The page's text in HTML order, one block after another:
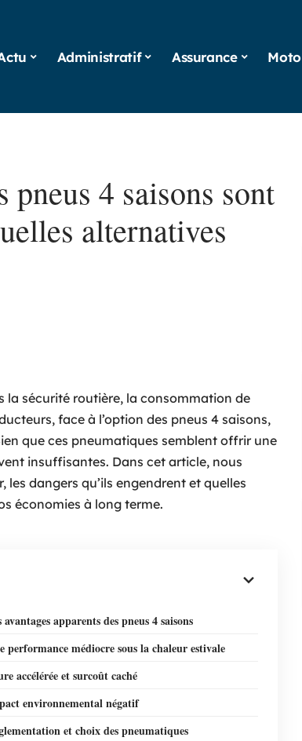
Administratif Assurance Moto
pneus 4 saisons sont
alternatives
la sécurité routière, la consommation de
face à l’option des pneus 4 saisons,
que ces pneumatiques semblent offrir une
insuffisantes. Dans cet article, nous
dangers qu’ils engendrent et quelles
économies à long terme.
avantages apparents des pneus 4 saisons
performance médiocre sous la chaleur estivale
accélérée et surcoût caché
environnemental négatif
et choix des pneumatiques